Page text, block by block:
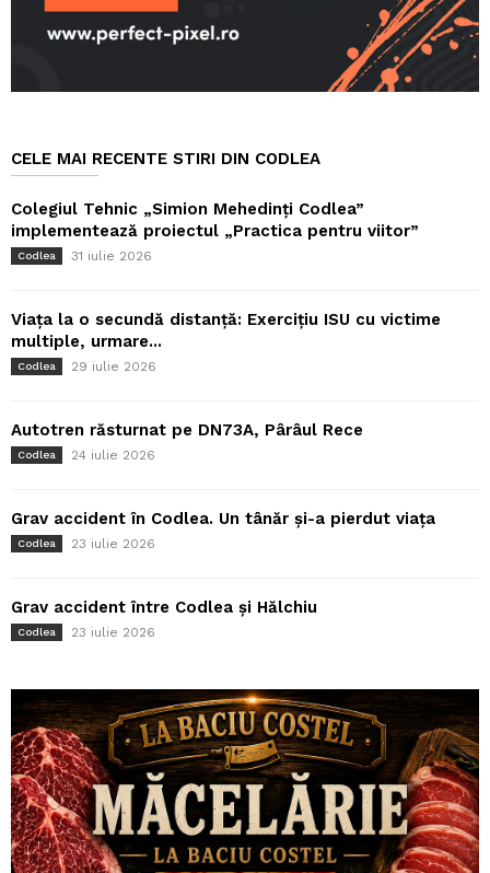
CELE MAI RECENTE STIRI DIN CODLEA
Colegiul Tehnic „Simion Mehedinți Codlea”
implementează proiectul „Practica pentru viitor”
Codlea 31 iulie 2026
Viața la o secundă distanță: Exercițiu ISU cu victime
multiple, urmare...
Codlea 29 iulie 2026
Autotren răsturnat pe DN73A, Pârâul Rece
Codlea 24 iulie 2026
Grav accident în Codlea. Un tânăr și-a pierdut viața
Codlea 23 iulie 2026
Grav accident între Codlea și Hălchiu
Codlea 23 iulie 2026